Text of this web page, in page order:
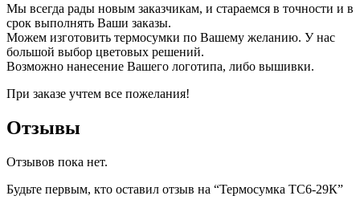
Мы всегда рады новым заказчикам, и стараемся в точности и в
срок выполнять Ваши заказы.
Можем изготовить термосумки по Вашему желанию. У нас
большой выбор цветовых решений.
Возможно нанесение Вашего логотипа, либо вышивки.
При заказе учтем все пожелания!
Отзывы
Отзывов пока нет.
Будьте первым, кто оставил отзыв на “Термосумка ТС6-29К”